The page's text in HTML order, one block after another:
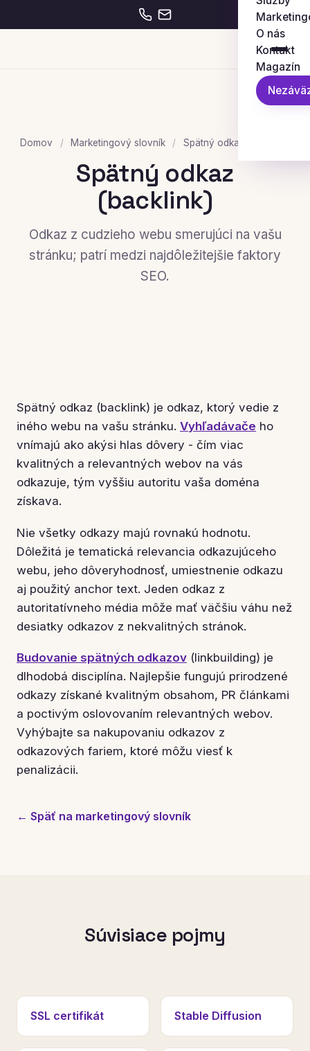
O nás
Kontakt
Magazín
Domov / Marketingový slovník / Spätný odkaz (backlink)
Spätný odkaz
(backlink)
Odkaz z cudzieho webu smerujúci na vašu
stránku; patrí medzi najdôležitejšie faktory
SEO.
Spätný odkaz (backlink) je odkaz, ktorý vedie z
iného webu na vašu stránku. Vyhľadávače ho
vnímajú ako akýsi hlas dôvery - čím viac
kvalitných a relevantných webov na vás
odkazuje, tým vyššiu autoritu vaša doména
získava.
Nie všetky odkazy majú rovnakú hodnotu.
Dôležitá je tematická relevancia odkazujúceho
webu, jeho dôveryhodnosť, umiestnenie odkazu
aj použitý anchor text. Jeden odkaz z
autoritatívneho média môže mať väčšiu váhu než
desiatky odkazov z nekvalitných stránok.
Budovanie spätných odkazov (linkbuilding) je
dlhodobá disciplína. Najlepšie fungujú prirodzené
odkazy získané kvalitným obsahom, PR článkami
a poctivým oslovovaním relevantných webov.
Vyhýbajte sa nakupovaniu odkazov z
odkazových fariem, ktoré môžu viesť k
penalizácii.
← Späť na marketingový slovník
Súvisiace pojmy
SSL certifikát Stable Diffusion